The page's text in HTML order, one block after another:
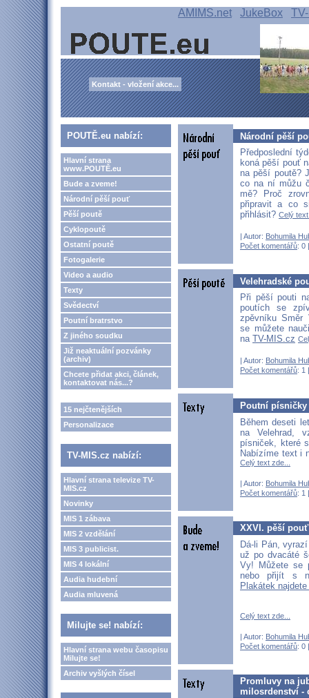
AMIMS.net JukeBox
Kontakt - vložení akce...
POUTĚ.eu nabízí:
Hlavní strana
www.POUTĚ.eu
Bude a zveme!
Národní pěší pouť
Pěší poutě
Cyklopoutě
Ostatní poutě
Fotogalerie
Video a audio
Texty
Svědectví
Poutní bratrstvo
Z jiného soudku
Již neaktuální pozvánky
(archiv)
Chcete přidat akci, článek,
kontaktovat nás...?
15 nejčtenějších
Personalizace
TV-MIS.cz nabízí:
Hlavní strana televize TV-
MIS.cz
Novinky
MIS 1 zábava
MIS 2 vzdělání
MIS 3 publicist.
MIS 4 lokální
Audia hudební
Audia mluvená
Milujte se! nabízí:
Hlavní strana webu časopisu
Milujte se!
Archiv vyšlých čísel
Národní pěší
Předposlední
koná pěší pouť
na pěší poutě?
co na ní můžu
mě? Proč
připravit a co
přihlásit? Celý
| Autor: Bohumila
Počet komentářů: 0
Velehradské
Při pěší pouti
poutích se
zpěvníku Směr
se můžete
na TV-MIS.cz
| Autor: Bohumila
Počet komentářů: 1
Poutní písničky
Během deseti
na Velehrad,
písniček, které
Nabízíme text i
Celý text zde...
| Autor: Bohumila
Počet komentářů: 1
XXVI. pěší
Dá-li Pán,
už po dvacáté
Vy! Můžete se
nebo přijít s
Plakátek
Celý text zde...
| Autor: Bohumila
Počet komentářů: 0
Promluvy na
milosrdenství -